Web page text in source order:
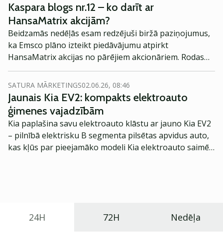
Kaspara blogs nr.12 – ko darīt ar
HansaMatrix akcijām?
Beidzamās nedēļās esam redzējuši biržā paziņojumus,
ka Emsco plāno izteikt piedāvājumu atpirkt
HansaMatrix akcijas no pārējiem akcionāriem. Rodas
jautājums – ko darīt ar HansaMatrix akcijām? Pagaidām
informācija ir tik skopa, ka neko konkrētu izsecināt
nevar. Taču atļaušos šajā rakstā izteikt dažus
minējumus un pieņēmumus.
SATURA MĀRKETINGS02.06.26, 08:46
Jaunais Kia EV2: kompakts elektroauto
ģimenes vajadzībām
Kia paplašina savu elektroauto klāstu ar jauno Kia EV2
– pilnībā elektrisku B segmenta pilsētas apvidus auto,
kas kļūs par pieejamāko modeli Kia elektroauto saimē
24H 72H Nedēļa